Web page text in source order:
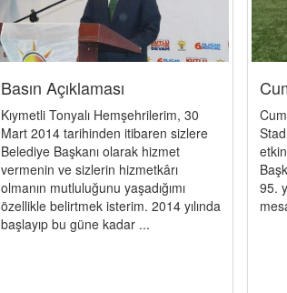
Basın Açıklaması
Kıymetli Tonyalı Hemşehrilerim, 30
Mart 2014 tarihinden itibaren sizlere
Belediye Başkanı olarak hizmet
vermenin ve sizlerin hizmetkârı
olmanın mutluluğunu yaşadığımı
özellikle belirtmek isterim. 2014 yılında
başlayıp bu güne kadar ...
95.